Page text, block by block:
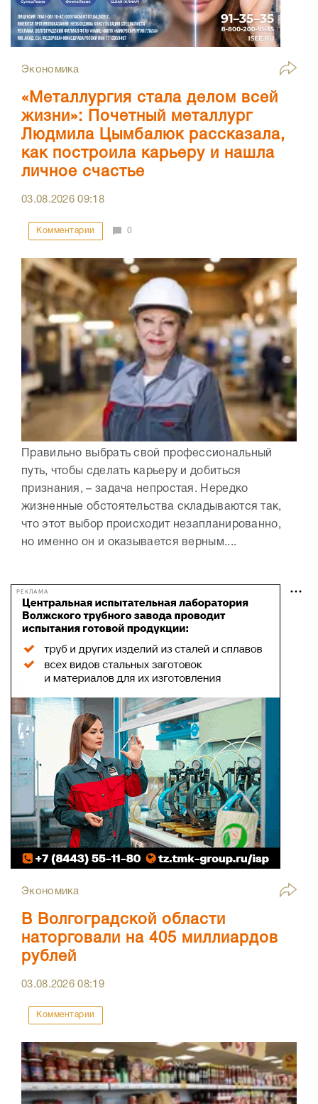
Экономика
«Металлургия стала делом всей
жизни»: Почетный металлург
Людмила Цымбалюк рассказала,
как построила карьеру и нашла
личное счастье
03.08.202609:18
Комментарии 0
Правильно выбрать свой профессиональный
путь, чтобы сделать карьеру и добиться
признания, – задача непростая. Нередко
жизненные обстоятельства складываются так,
что этот выбор происходит незапланированно,
но именно он и оказывается верным....
РЕКЛАМА
Экономика
В Волгоградской области
наторговали на 405 миллиардов
рублей
03.08.202608:19
Комментарии